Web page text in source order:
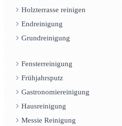
Holzterrasse reinigen
Endreinigung
Grundreinigung
Fensterreinigung
Frühjahrsputz
Gastronomiereinigung
Hausreinigung
Messie Reinigung